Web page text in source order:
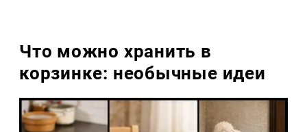
Что можно хранить в
корзинке: необычные идеи